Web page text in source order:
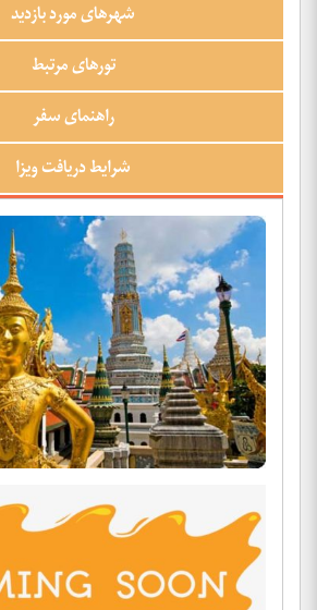
شهرهای مورد بازدید
تورهای مرتبط
راهنمای سفر
شرایط دریافت ویزا